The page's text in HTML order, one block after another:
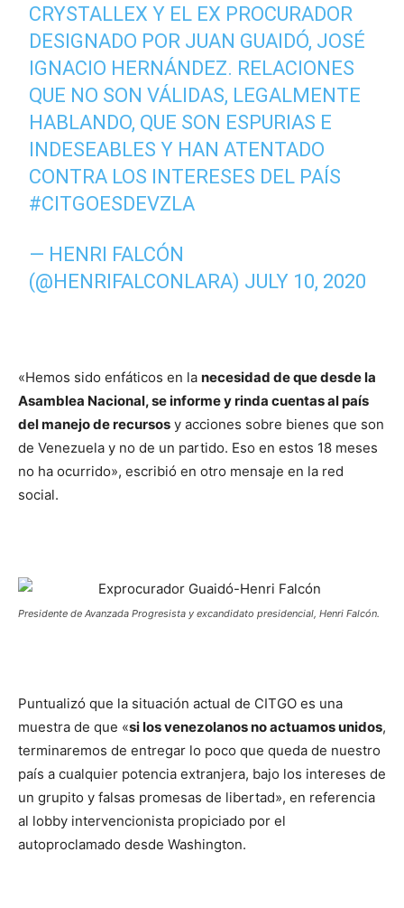
CRYSTALLEX Y EL EX PROCURADOR
DESIGNADO POR JUAN GUAIDÓ, JOSÉ
IGNACIO HERNÁNDEZ. RELACIONES
QUE NO SON VÁLIDAS, LEGALMENTE
HABLANDO, QUE SON ESPURIAS E
INDESEABLES Y HAN ATENTADO
CONTRA LOS INTERESES DEL PAÍS
#CITGOESDEVZLA
— HENRI FALCÓN
(@HENRIFALCONLARA) JULY 10, 2020
«Hemos sido enfáticos en la necesidad de que desde la
Asamblea Nacional, se informe y rinda cuentas al país
del manejo de recursos y acciones sobre bienes que son
de Venezuela y no de un partido. Eso en estos 18 meses
no ha ocurrido», escribió en otro mensaje en la red
social.
Presidente de Avanzada Progresista y excandidato presidencial, Henri Falcón.
Puntualizó que la situación actual de CITGO es una
muestra de que «si los venezolanos no actuamos unidos,
terminaremos de entregar lo poco que queda de nuestro
país a cualquier potencia extranjera, bajo los intereses de
un grupito y falsas promesas de libertad», en referencia
al lobby intervencionista propiciado por el
autoproclamado desde Washington.